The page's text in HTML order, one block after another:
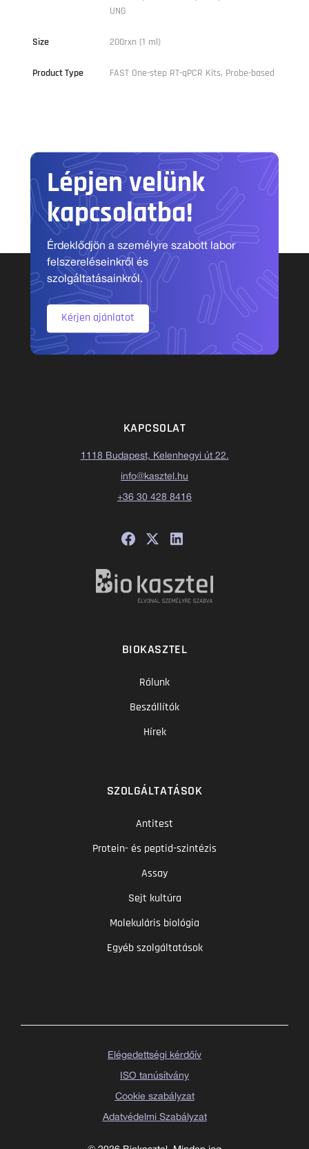
UNG
Size 200rxn (1 ml)
Product Type FAST One-step RT-qPCR Kits, Probe-based
Lépjen velünk
kapcsolatba!
Érdeklődjön a személyre szabott labor
felszereléseinkről és
szolgáltatásainkról.
Kérjen ajánlatot
KAPCSOLAT
1118 Budapest, Kelenhegyi út 22.
info@kasztel.hu
+36 30 428 8416
BIOKASZTEL
Rólunk
Beszállítók
Hírek
SZOLGÁLTATÁSOK
Antitest
Protein- és peptid-szintézis
Assay
Sejt kultúra
Molekuláris biológia
Egyéb szolgáltatások
Elégedettségi kérdőív
ISO tanúsítvány
Cookie szabályzat
Adatvédelmi Szabályzat